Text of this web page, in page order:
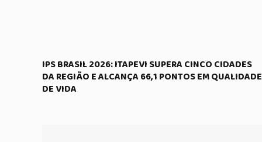
IPS BRASIL 2026: ITAPEVI SUPERA CINCO CIDADES
DA REGIÃO E ALCANÇA 66,1 PONTOS EM QUALIDADE
DE VIDA